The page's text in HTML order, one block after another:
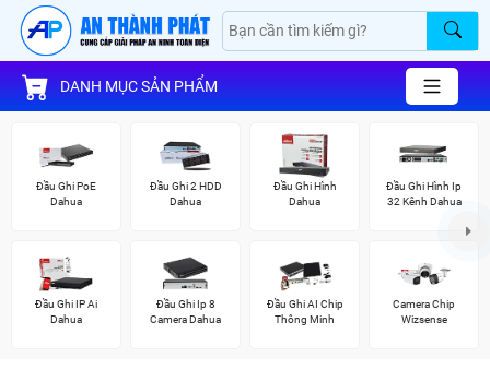
DANH MỤC SẢN PHẨM
Đầu Ghi PoE
Dahua
Đầu Ghi 2 HDD
Dahua
Đầu Ghi Hình
Dahua
Đầu Ghi Hình Ip
32 Kênh Dahua
Đầu Ghi IP Ai
Dahua
Đầu Ghi Ip 8
Camera Dahua
Đầu Ghi AI Chip
Thông Minh
Camera Chip
Wizsense